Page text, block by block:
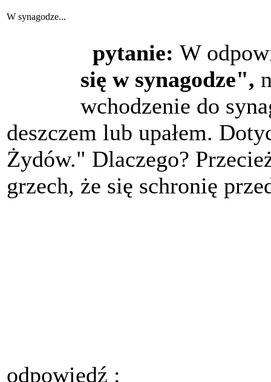
W synagodze...
pytanie: W
się w synagodze",
wchodzenie do
deszczem lub upałem.
Żydów." Dlaczego?
grzech, że się schronię
odpowiedź :